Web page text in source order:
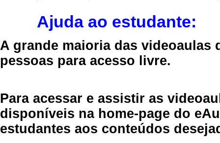
Ajuda ao estudante:
A grande maioria das videoaulas
pessoas para acesso livre.
Para acessar e assistir as
disponíveis na home-page do
estudantes aos conteúdos